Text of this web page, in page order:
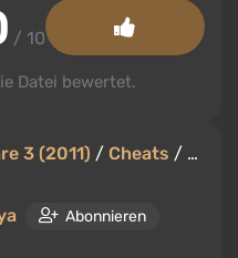
3 (2011) / Cheats /
Abonnieren
/ 10
Datei bewertet.